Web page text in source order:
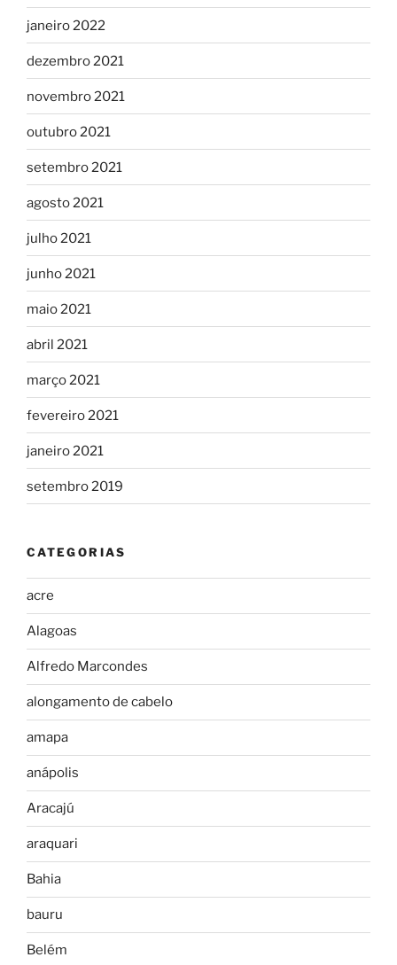
janeiro 2022
dezembro 2021
novembro 2021
outubro 2021
setembro 2021
agosto 2021
julho 2021
junho 2021
maio 2021
abril 2021
março 2021
fevereiro 2021
janeiro 2021
setembro 2019
CATEGORIAS
acre
Alagoas
Alfredo Marcondes
alongamento de cabelo
amapa
anápolis
Aracajú
araquari
Bahia
bauru
Belém